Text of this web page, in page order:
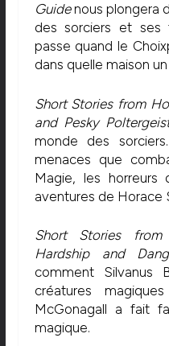
Guidenous plongera
des sorciers et ses
passe quand le
dans quelle maison
Short Stories from
and Pesky
monde des
menaces que
Magie, les horreurs
aventures de Horace
Short Stories
Hardship and
comment Silvanus
créatures
McGonagall a fait
magique.